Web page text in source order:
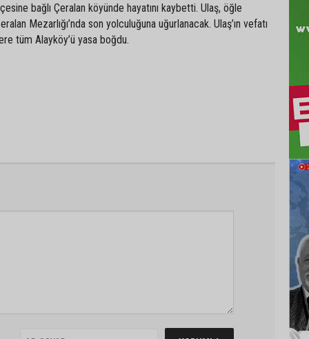
bağlı Çeralan köyünde hayatını kaybetti. Ulaş, öğle
Mezarlığı’nda son yolculuğuna uğurlanacak. Ulaş’ın vefatı
tüm Alayköy’ü yasa boğdu.